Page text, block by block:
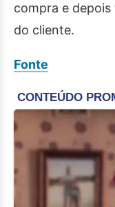
compra e
do cliente.
Fonte